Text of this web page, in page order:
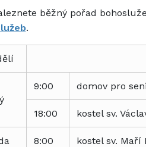
běžný pořad
.
9:00 domov pro
18:00 kostel sv.
8:00 kostel sv.